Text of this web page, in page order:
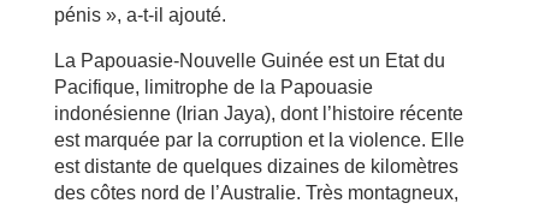
pénis », a-t-il ajouté.
La Papouasie-Nouvelle Guinée est un Etat du
Pacifique, limitrophe de la Papouasie
indonésienne (Irian Jaya), dont l’histoire récente
est marquée par la corruption et la violence. Elle
est distante de quelques dizaines de kilomètres
des côtes nord de l’Australie. Très montagneux,